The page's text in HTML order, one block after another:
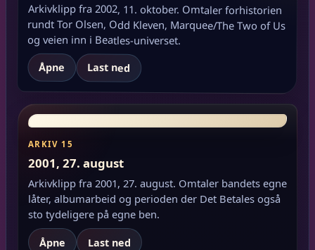
Arkivklipp fra 2002, 11. oktober. Omtaler forhistorien
rundt Tor Olsen, Odd Kleven, Marquee/The Two of Us
og veien inn i Beatles-universet.
Åpne Last ned
ARKIV 15
2001, 27. august
Arkivklipp fra 2001, 27. august. Omtaler bandets egne
låter, albumarbeid og perioden der Det Betales også
sto tydeligere på egne ben.
Åpne Last ned